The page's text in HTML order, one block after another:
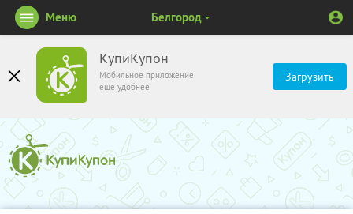
КупиКупон
Мобильное приложение
ещё удобнее
Загрузить
Меню Белгород